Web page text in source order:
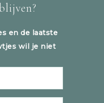
en de laatste
wil je niet